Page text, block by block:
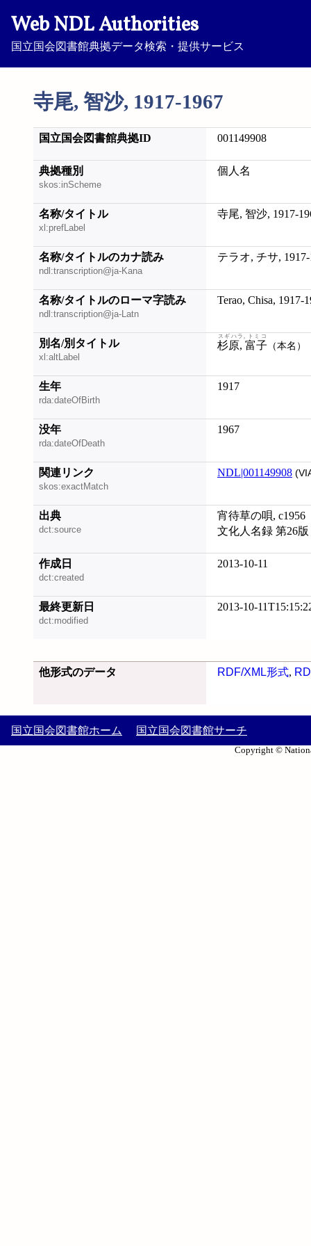
Web NDL Authorities
国立国会図書館典拠データ検索・提供サービス
寺尾, 智沙, 1917-1967
国立国会図書館典拠ID 001149908
典拠種別
skos:inScheme
個人名
名称/タイトル
xl:prefLabel
寺尾, 智沙, 1917-
名称/タイトルのカナ読み
ndl:transcription@ja-Kana
テラオ, チサ, 1917-
名称/タイトルのローマ字読み
ndl:transcription@ja-Latn
Terao, Chisa, 1917-
別名/別タイトル
xl:altLabel
杉原, 富子
スギハラ, トミコ
（本名）
生年
rda:dateOfBirth
1917
没年
rda:dateOfDeath
1967
関連リンク
skos:exactMatch
NDL|001149908
出典
dct:source
宵待草の唄, c1956
文化人名録 第26
作成日
dct:created
2013-10-11
最終更新日
dct:modified
2013-10-
他形式のデータ RDF/XML形式,
国立国会図書館ホーム 国立国会図書館サーチ
Copyright ©